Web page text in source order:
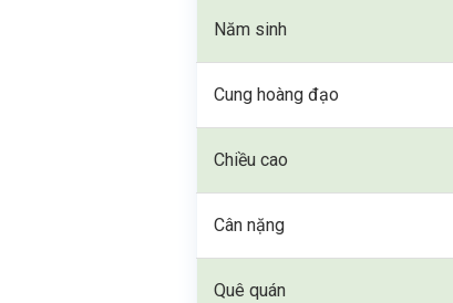
Năm sinh
Cung hoàng đạo
Chiều cao
Cân nặng
Quê quán